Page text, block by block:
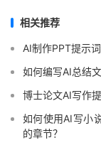
相关推荐
AI制作PPT提示
如何编写AI总结
博士论文AI写作
如何使用AI写小
的章节？